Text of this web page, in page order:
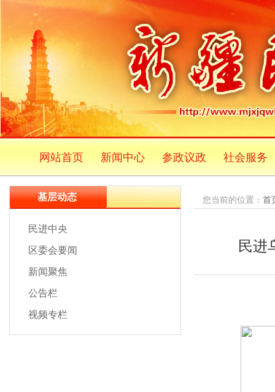
网站首页 新闻中心 参政议政 社会服务
基层动态
民进中央
区委会要闻
新闻聚焦
公告栏
视频专栏
您当前的位置： 首
民进